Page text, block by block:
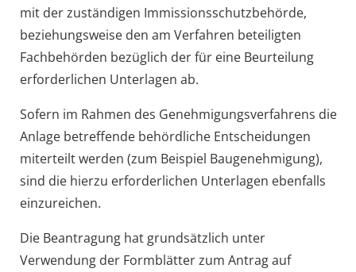
mit der zuständigen Immissionsschutzbehörde,
beziehungsweise den am Verfahren beteiligten
Fachbehörden bezüglich der für eine Beurteilung
erforderlichen Unterlagen ab.
Sofern im Rahmen des Genehmigungsverfahrens die
Anlage betreffende behördliche Entscheidungen
miterteilt werden (zum Beispiel Baugenehmigung),
sind die hierzu erforderlichen Unterlagen ebenfalls
einzureichen.
Die Beantragung hat grundsätzlich unter
Verwendung der Formblätter zum Antrag auf